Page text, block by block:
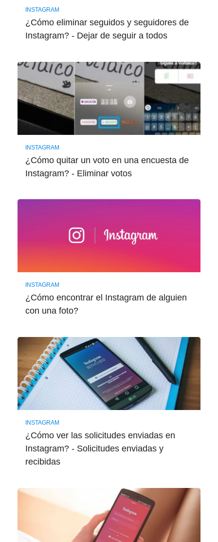
INSTAGRAM
¿Cómo eliminar seguidos y seguidores de
Instagram? - Dejar de seguir a todos
INSTAGRAM
¿Cómo quitar un voto en una encuesta de
Instagram? - Eliminar votos
INSTAGRAM
¿Cómo encontrar el Instagram de alguien
con una foto?
INSTAGRAM
¿Cómo ver las solicitudes enviadas en
Instagram? - Solicitudes enviadas y
recibidas